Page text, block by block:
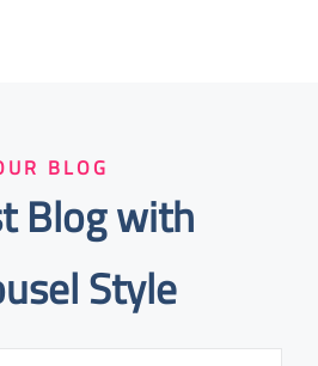
BLOG
Blog with
Style